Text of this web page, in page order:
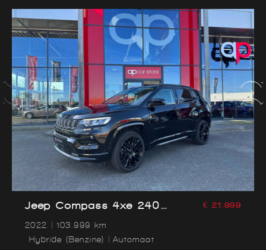
Jeep Compass 4xe 240
Camera | Leder |
Stoelverwarming
2022
103.999 km
Hybride (Benzine)
Automaat
€ 21.999